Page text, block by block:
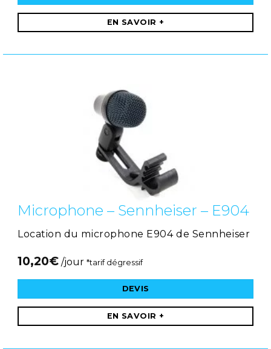
EN SAVOIR +
Microphone – Sennheiser – E904
Location du microphone E904 de Sennheiser
10,20€ /jour *tarif dégressif
DEVIS
EN SAVOIR +